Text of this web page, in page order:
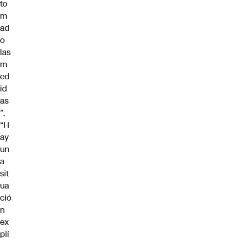
to
m
ad
o
las
m
ed
id
as
”.
“H
ay
un
a
sit
ua
ció
n
ex
plí